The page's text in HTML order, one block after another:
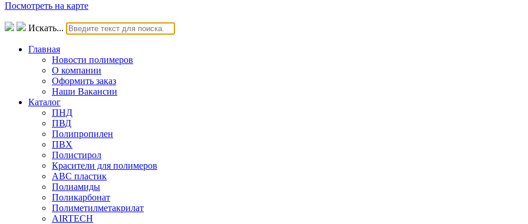
Посмотреть на карте
Искать...
Главная
Новости полимеров
О компании
Оформить заказ
Наши Вакансии
Каталог
ПНД
ПВД
Полипропилен
ПВХ
Полистирол
Красители для полимеров
АВС пластик
Полиамиды
Поликарбонат
Полиметилметакрилат
AIRTECH